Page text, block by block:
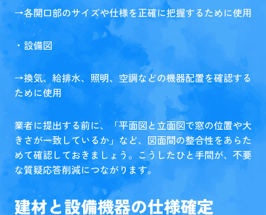
→各開口部のサイズや仕様を正確に把握するために使用
・設備図
→換気、給排水、照明、空調などの機器配置を確認する
ために使用
業者に提出する前に、「平面図と立面図で窓の位置や大
きさが一致しているか」など、図面間の整合性をあらた
めて確認しておきましょう。こうしたひと手間が、不要
な質疑応答削減につながります。
建材と設備機器の仕様確定